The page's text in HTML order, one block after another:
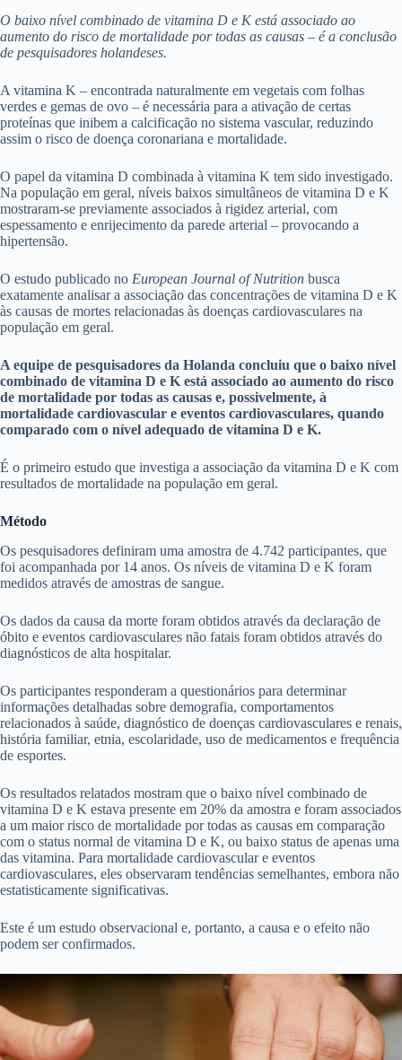
O baixo nível combinado de vitamina D e K está associado ao
aumento do risco de mortalidade por todas as causas – é a conclusão
de pesquisadores holandeses.
A vitamina K – encontrada naturalmente em vegetais com folhas
verdes e gemas de ovo – é necessária para a ativação de certas
proteínas que inibem a calcificação no sistema vascular, reduzindo
assim o risco de doença coronariana e mortalidade.
O papel da vitamina D combinada à vitamina K tem sido investigado.
Na população em geral, níveis baixos simultâneos de vitamina D e K
mostraram-se previamente associados à rigidez arterial, com
espessamento e enrijecimento da parede arterial – provocando a
hipertensão.
O estudo publicado no European Journal of Nutrition busca
exatamente analisar a associação das concentrações de vitamina D e K
às causas de mortes relacionadas às doenças cardiovasculares na
população em geral.
A equipe de pesquisadores da Holanda concluiu que o baixo nível
combinado de vitamina D e K está associado ao aumento do risco
de mortalidade por todas as causas e, possivelmente, à
mortalidade cardiovascular e eventos cardiovasculares, quando
comparado com o nível adequado de vitamina D e K.
É o primeiro estudo que investiga a associação da vitamina D e K com
resultados de mortalidade na população em geral.
Método
Os pesquisadores definiram uma amostra de 4.742 participantes, que
foi acompanhada por 14 anos. Os níveis de vitamina D e K foram
medidos através de amostras de sangue.
Os dados da causa da morte foram obtidos através da declaração de
óbito e eventos cardiovasculares não fatais foram obtidos através do
diagnósticos de alta hospitalar.
Os participantes responderam a questionários para determinar
informações detalhadas sobre demografia, comportamentos
relacionados à saúde, diagnóstico de doenças cardiovasculares e renais,
história familiar, etnia, escolaridade, uso de medicamentos e frequência
de esportes.
Os resultados relatados mostram que o baixo nível combinado de
vitamina D e K estava presente em 20% da amostra e foram associados
a um maior risco de mortalidade por todas as causas em comparação
com o status normal de vitamina D e K, ou baixo status de apenas uma
das vitamina. Para mortalidade cardiovascular e eventos
cardiovasculares, eles observaram tendências semelhantes, embora não
estatisticamente significativas.
Este é um estudo observacional e, portanto, a causa e o efeito não
podem ser confirmados.